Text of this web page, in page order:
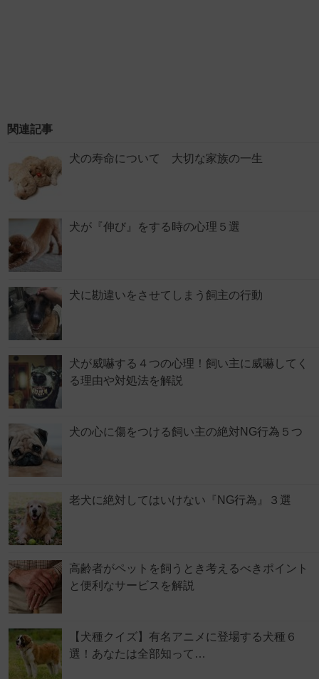
関連記事
犬の寿命について 大切な家族の一生
犬が『伸び』をする時の心理５選
犬に勘違いをさせてしまう飼主の行動
犬が威嚇する４つの心理！飼い主に威嚇してく
る理由や対処法を解説
犬の心に傷をつける飼い主の絶対NG行為５つ
老犬に絶対してはいけない『NG行為』３選
高齢者がペットを飼うとき考えるべきポイント
と便利なサービスを解説
【犬種クイズ】有名アニメに登場する犬種６
選！あなたは全部知って…